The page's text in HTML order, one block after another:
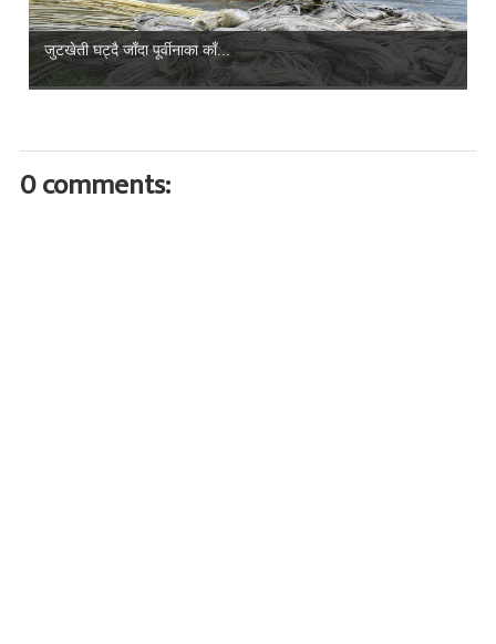
जुटखेती घट्दै जाँदा पूर्वीनाका काँ...
0 comments: